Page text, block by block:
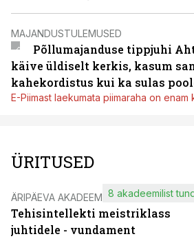
MAJANDUSTULEMUSED
Põllumajanduse tippjuhi
käive üldiselt kerkis, kasum
kahekordistus kui ka sulas
E-Piimast laekumata piimaraha on enam
ÜRITUSED
ÄRIPÄEVA AKADEEMIA
Tehisintellekti meistriklass
juhtidele - vundament
8 akadeemilist